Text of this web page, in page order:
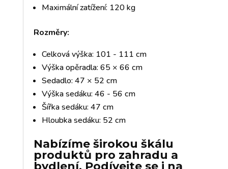
Maximální zatížení: 120 kg
Rozměry:
Celková výška: 101 - 111 cm
Výška opěradla: 65 × 66 cm
Sedadlo: 47 × 52 cm
Výška sedáku: 46 - 56 cm
Šířka sedáku: 47 cm
Hloubka sedáku: 52 cm
Nabízíme širokou škálu
produktů pro zahradu a